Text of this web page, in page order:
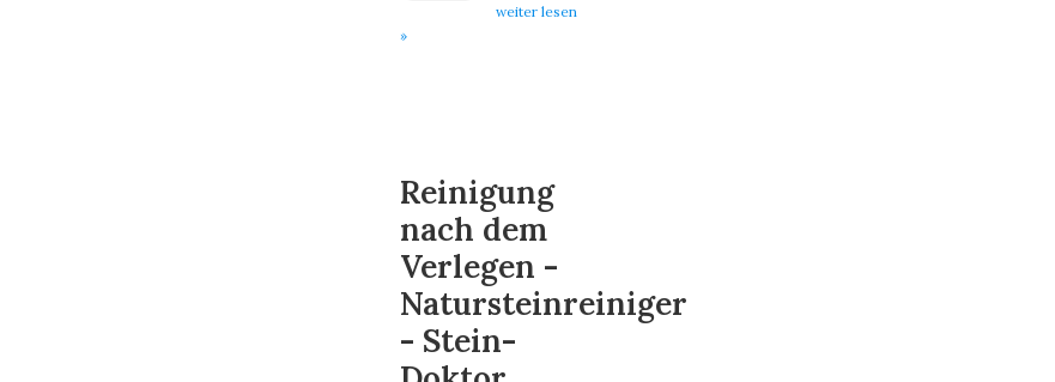
weiter lesen
»
Reinigung
nach dem
Verlegen -
Natursteinreiniger
- Stein-